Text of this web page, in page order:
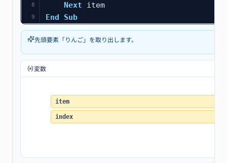
8 Next item
9 End Sub
先頭要素「りんご」を取り出します。
変数
item
index